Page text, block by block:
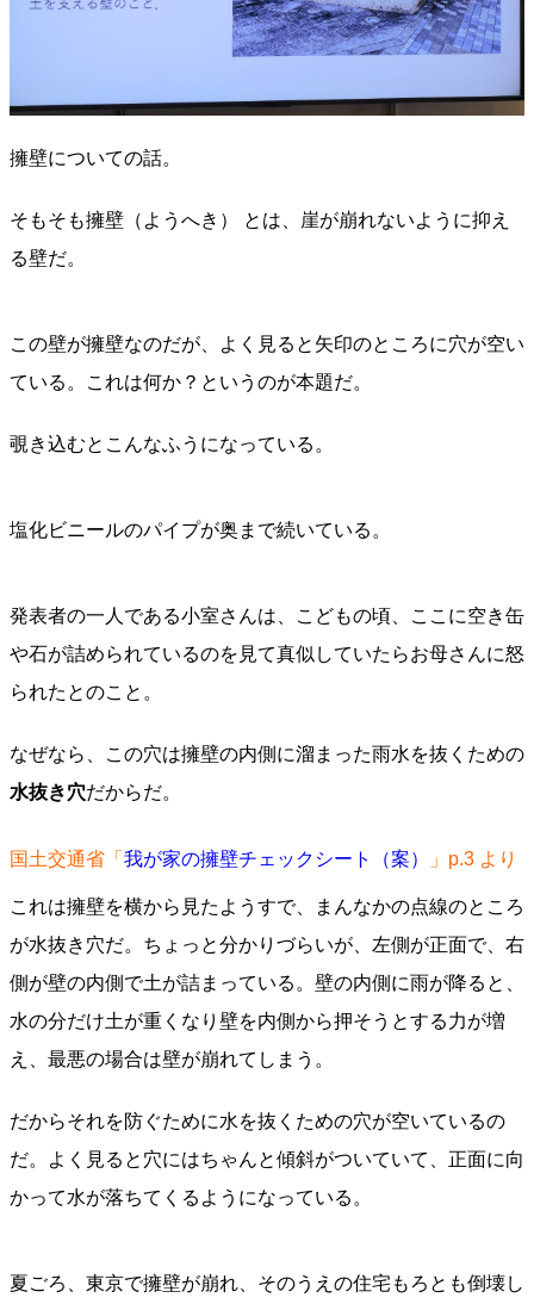
擁壁についての話。
そもそも擁壁（ようへき） とは、崖が崩れないように抑え
る壁だ。
この壁が擁壁なのだが、よく見ると矢印のところに穴が空い
ている。これは何か？というのが本題だ。
覗き込むとこんなふうになっている。
塩化ビニールのパイプが奥まで続いている。
発表者の一人である小室さんは、こどもの頃、ここに空き缶
や石が詰められているのを見て真似していたらお母さんに怒
られたとのこと。
なぜなら、この穴は擁壁の内側に溜まった雨水を抜くための
水抜き穴だからだ。
国土交通省「 我が家の擁壁チェックシート（案） 」p.3 より
これは擁壁を横から見たようすで、まんなかの点線のところ
が水抜き穴だ。ちょっと分かりづらいが、左側が正面で、右
側が壁の内側で土が詰まっている。壁の内側に雨が降ると、
水の分だけ土が重くなり壁を内側から押そうとする力が増
え、最悪の場合は壁が崩れてしまう。
だからそれを防ぐために水を抜くための穴が空いているの
だ。よく見ると穴にはちゃんと傾斜がついていて、正面に向
かって水が落ちてくるようになっている。
夏ごろ、東京で擁壁が崩れ、そのうえの住宅もろとも倒壊し